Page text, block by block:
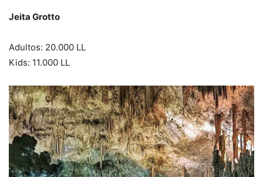
Jeita Grotto
Adultos: 20.000 LL
Kids: 11.000 LL